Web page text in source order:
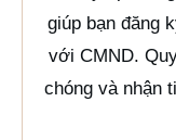
giúp bạn đăng
với CMND.
chóng và nhận